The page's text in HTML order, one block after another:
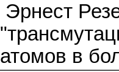
Эрнест
атомов в